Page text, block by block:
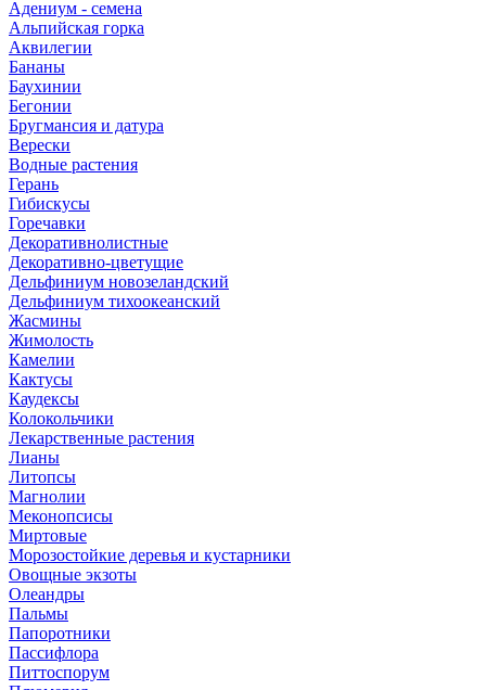
Адениум - семена
Альпийская горка
Аквилегии
Бананы
Баухинии
Бегонии
Бругмансия и датура
Верески
Водные растения
Герань
Гибискусы
Горечавки
Декоративнолистные
Декоративно-цветущие
Дельфиниум новозеландский
Дельфиниум тихоокеанский
Жасмины
Жимолость
Камелии
Кактусы
Каудексы
Колокольчики
Лекарственные растения
Лианы
Литопсы
Магнолии
Меконопсисы
Миртовые
Морозостойкие деревья и кустарники
Овощные экзоты
Олеандры
Пальмы
Папоротники
Пассифлора
Питтоспорум